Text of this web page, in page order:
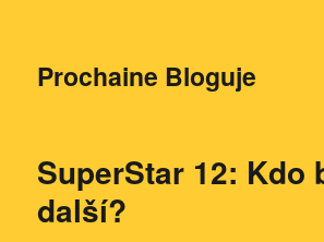
Prochaine Bloguje
SuperStar 12: Kdo
další?